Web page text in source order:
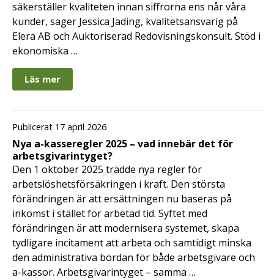
säkerställer kvaliteten innan siffrorna ens når våra
kunder, säger Jessica Jading, kvalitetsansvarig på
Elera AB och Auktoriserad Redovisningskonsult. Stöd i
ekonomiska …
Läs mer
Publicerat 17 april 2026
Nya a-kasseregler 2025 – vad innebär det för
arbetsgivarintyget?
Den 1 oktober 2025 trädde nya regler för
arbetslöshetsförsäkringen i kraft. Den största
förändringen är att ersättningen nu baseras på
inkomst i stället för arbetad tid. Syftet med
förändringen är att modernisera systemet, skapa
tydligare incitament att arbeta och samtidigt minska
den administrativa bördan för både arbetsgivare och
a-kassor. Arbetsgivarintyget – samma …